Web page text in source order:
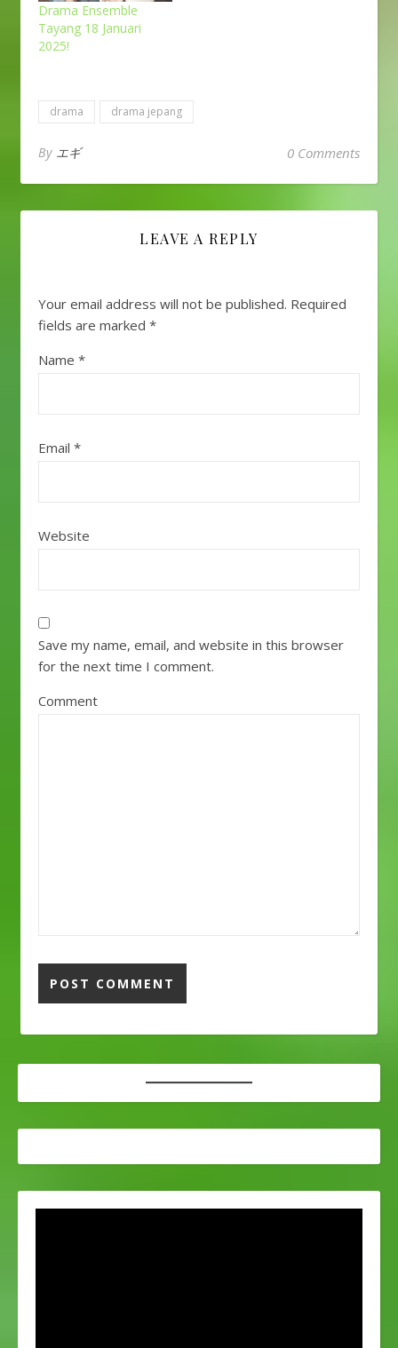
Drama Ensemble
Tayang 18 Januari
2025!
drama drama jepang
By エギ 0 Comments
LEAVE A REPLY
Your email address will not be published. Required
fields are marked *
Name *
Email *
Website
Save my name, email, and website in this browser
for the next time I comment.
Comment